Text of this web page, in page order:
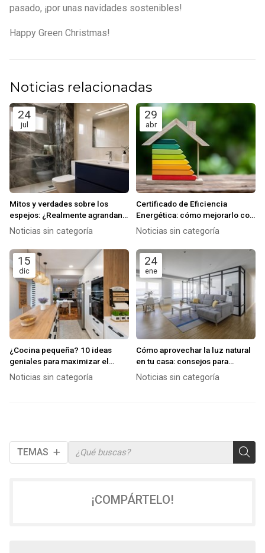
TEMAS
pasado, ¡por unas navidades sostenibles!
Happy Green Christmas!
Noticias relacionadas
24
jul
Mitos y verdades sobre los
espejos: ¿Realmente agrandan
el espacio?
Noticias sin categoría
29
abr
Certificado de Eficiencia
Energética: cómo mejorarlo con
una buena reforma
Noticias sin categoría
15
dic
¿Cocina pequeña? 10 ideas
geniales para maximizar el
espacio y el almacenamiento
Noticias sin categoría
24
ene
Cómo aprovechar la luz natural
en tu casa: consejos para
mejorar la iluminación y el
Noticias sin categoría
¡COMPÁRTELO!